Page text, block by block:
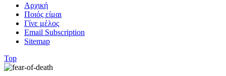
Αρχική
Ποιός είμαι
Γίνε μέλος
Email Subscription
Sitemap
Top